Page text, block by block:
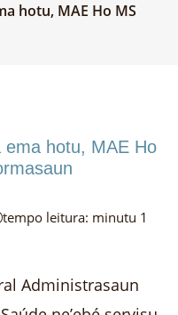
hotu, MAE Ho MS
ema hotu, MAE Ho
tempo leitura: minutu 1
Administrasaun